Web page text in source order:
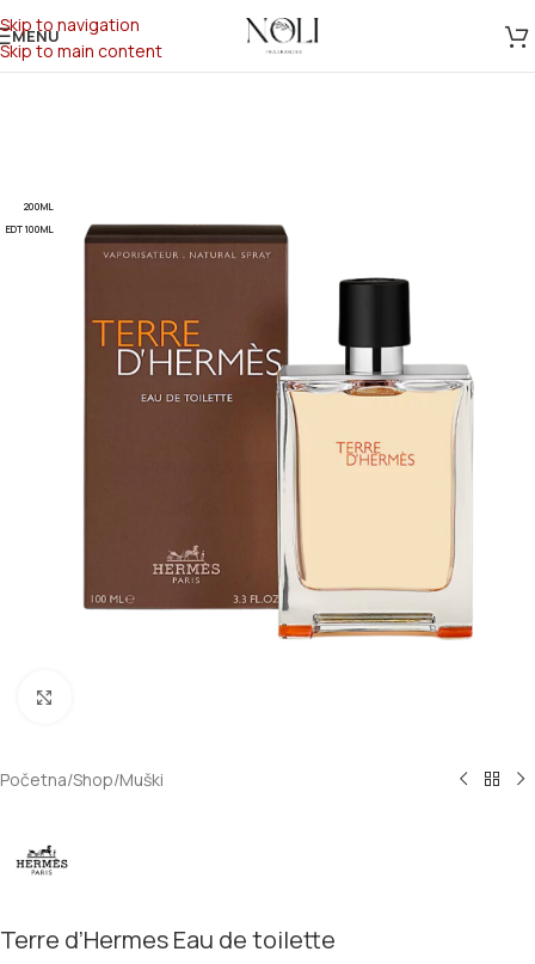
Skip to navigation
Skip to main content
MENU
200ML
EDT 100ML
Početna/Shop/Muški
Terre d’Hermes Eau de toilette